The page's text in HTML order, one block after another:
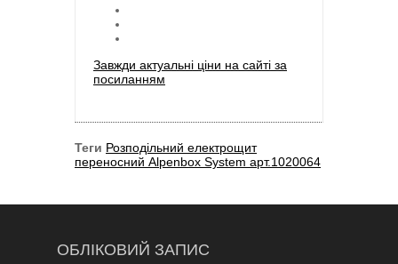
Завжди актуальні ціни на сайті за
посиланням
Теги Розподільний електрощит
переносний Alpenbox System арт.1020064
ОБЛІКОВИЙ ЗАПИС